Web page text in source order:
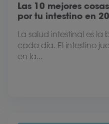
Las 10 mejores
por tu intestino en
La salud intestinal es la
cada día. El intestino
en la...